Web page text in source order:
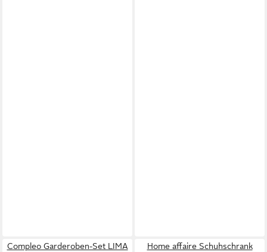
Compleo Garderoben-Set LIMA
Home affaire Schuhschrank